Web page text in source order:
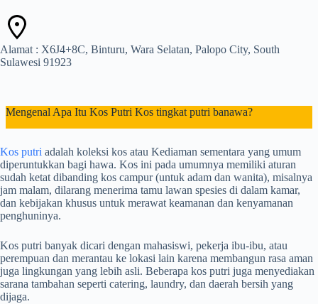
Alamat : X6J4+8C, Binturu, Wara Selatan, Palopo City, South
Sulawesi 91923
Mengenal Apa Itu Kos Putri Kos tingkat putri banawa?
Kos putri adalah koleksi kos atau Kediaman sementara yang umum
diperuntukkan bagi hawa. Kos ini pada umumnya memiliki aturan
sudah ketat dibanding kos campur (untuk adam dan wanita), misalnya
jam malam, dilarang menerima tamu lawan spesies di dalam kamar,
dan kebijakan khusus untuk merawat keamanan dan kenyamanan
penghuninya.
Kos putri banyak dicari dengan mahasiswi, pekerja ibu-ibu, atau
perempuan dan merantau ke lokasi lain karena membangun rasa aman
juga lingkungan yang lebih asli. Beberapa kos putri juga menyediakan
sarana tambahan seperti catering, laundry, dan daerah bersih yang
dijaga.